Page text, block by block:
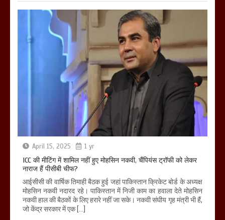
April 15, 2025 1 yr
ICC की मीटिंग में शामिल नहीं हुए मोहसिन नकवी, चैंपियंस ट्रॉफी को लेकर
नाराज हैं पीसीबी चीफ?
आईसीसी की वार्षिक तिमाही बैठक हुई जहां पाकिस्तान क्रिकेट बोर्ड के अध्यक्ष
मोहसिन नकवी नदारद रहे। पाकिस्तान में निजी काम का हवाला देते मोहसिन
नकवी हाल की बैठकों के लिए हरारे नहीं जा सके। नकवी संघीय गृह मंत्री भी हैं,
जो केंद्र सरकार में एक […]